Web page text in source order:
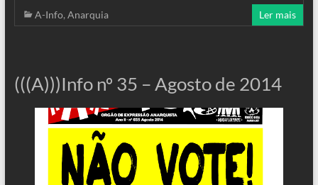
A-Info, Anarquia Ler mais
(((A)))Info nº 35 – Agosto de 2014